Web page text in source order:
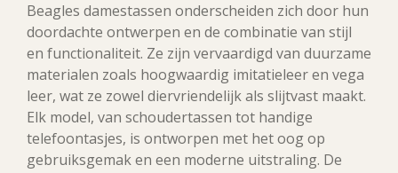
Beagles damestassen onderscheiden zich door hun
doordachte ontwerpen en de combinatie van stijl
en functionaliteit. Ze zijn vervaardigd van duurzame
materialen zoals hoogwaardig imitatieleer en vega
leer, wat ze zowel diervriendelijk als slijtvast maakt.
Elk model, van schoudertassen tot handige
telefoontasjes, is ontworpen met het oog op
gebruiksgemak en een moderne uitstraling. De